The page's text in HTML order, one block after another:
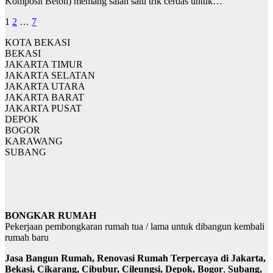
Posts
pagination
1 2 … 7
KOTA BEKASI
BEKASI
JAKARTA TIMUR
JAKARTA SELATAN
JAKARTA UTARA
JAKARTA BARAT
JAKARTA PUSAT
DEPOK
BOGOR
KARAWANG
SUBANG
BONGKAR RUMAH
Pekerjaan pembongkaran rumah tua / lama untuk dibangun kembali
rumah baru
Jasa Bangun Rumah, Renovasi Rumah Terpercaya di Jakarta,
Bekasi, Cikarang, Cibubur, Cileungsi, Depok, Bogor, Subang,